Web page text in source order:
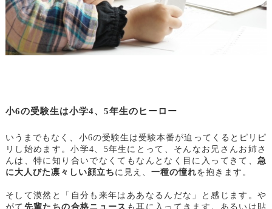
小6の受験生は小学4、5年生のヒーロー
いうまでもなく、小6の受験生は受験本番が迫ってくるとピリピ
リし始めます。小学4、5年生にとって、そんなお兄さんお姉さ
んは、特に知り合いでなくてもなんとなく目に入ってきて、急
に大人びた凛々しい顔立ち に見え、 一種の憧れを抱きます。
そして漠然と「自分も来年はああなるんだな」と感じます。や
がて 先輩たちの合格ニュース も耳に入ってきます。あるいは貼